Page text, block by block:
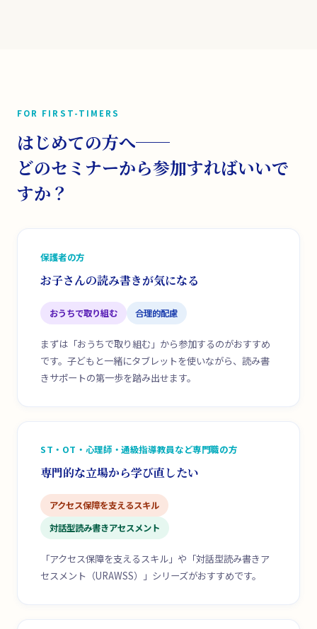
FOR FIRST-TIMERS
はじめての方へ──
どのセミナーから参加すればいいで
すか？
保護者の方
お子さんの読み書きが気になる
おうちで取り組む 合理的配慮
まずは「おうちで取り組む」から参加するのがおすすめ
です。子どもと一緒にタブレットを使いながら、読み書
きサポートの第一歩を踏み出せます。
ST・OT・心理師・通級指導教員など専門職の方
専門的な立場から学び直したい
アクセス保障を支えるスキル
対話型読み書きアセスメント
「アクセス保障を支えるスキル」や「対話型読み書きア
セスメント（URAWSS）」シリーズがおすすめです。